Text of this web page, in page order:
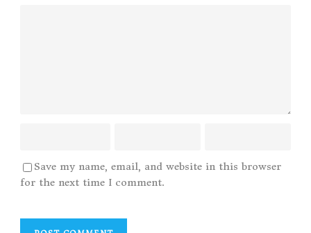
Save my name, email, and website in this browser
for the next time I comment.